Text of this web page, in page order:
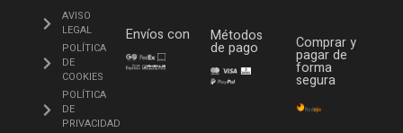
AVISO
LEGAL
POLÍTICA
DE
COOKIES
POLÍTICA
DE
PRIVACIDAD
Envíos con Métodos
de pago Comprar y
pagar de
forma
segura